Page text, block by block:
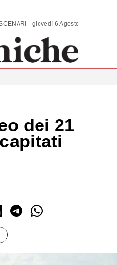
ANALISI | COMMENTI | SCENARI - giovedì 6 Agosto 2026
dei 21